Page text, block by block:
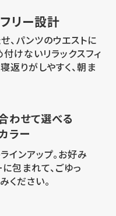
リー設計
、パンツのウエストに
けないリラックスフィ
返りがしやすく、朝ま
わせて選べる
ラー
インアップ。お好み
包まれて、ごゆっ
ください。